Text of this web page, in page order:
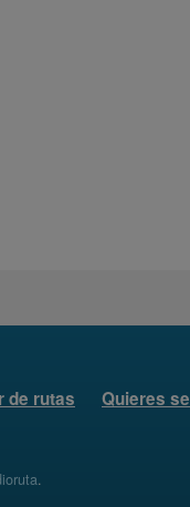
de rutas Quieres
.